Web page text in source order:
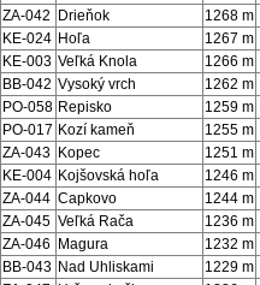
ZA-042
Drieňok 1268 m
KE-024 Hoľa 1267 m
KE-003 Veľká Knola 1266 m
BB-042 Vysoký vrch 1262 m
PO-058 Repisko 1259 m
PO-017 Kozí kameň 1255 m
ZA-043 Kopec 1251 m
KE-004 Kojšovská hoľa 1246 m
ZA-044 Capkovo 1244 m
ZA-045 Veľká Rača 1236 m
ZA-046
Magura 1232 m
BB-043 Nad Uhliskami 1229 m